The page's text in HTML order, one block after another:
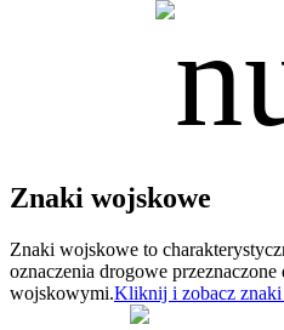
Znaki wojskowe
Znaki wojskowe to
oznaczenia drogowe
wojskowymi.Kliknij i zobacz znaki